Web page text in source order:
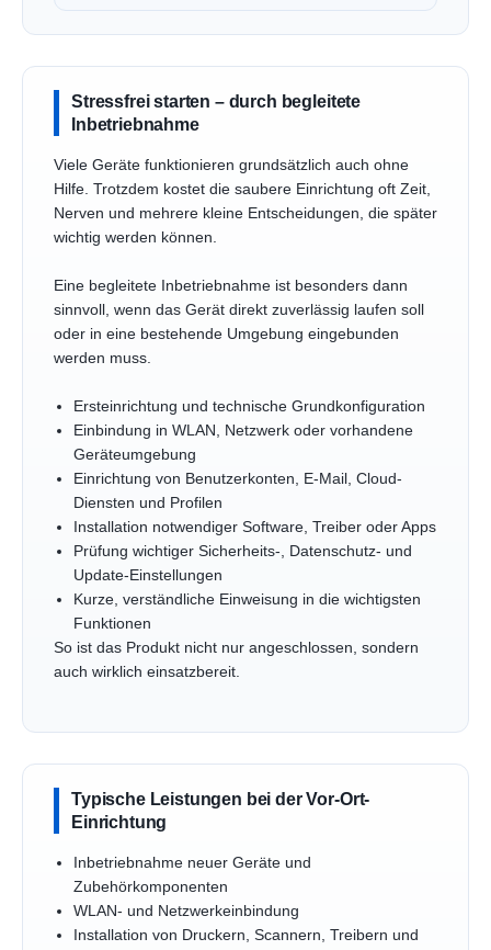
Stressfrei starten – durch begleitete
Inbetriebnahme
Viele Geräte funktionieren grundsätzlich auch ohne
Hilfe. Trotzdem kostet die saubere Einrichtung oft Zeit,
Nerven und mehrere kleine Entscheidungen, die später
wichtig werden können.
Eine begleitete Inbetriebnahme ist besonders dann
sinnvoll, wenn das Gerät direkt zuverlässig laufen soll
oder in eine bestehende Umgebung eingebunden
werden muss.
Ersteinrichtung und technische Grundkonfiguration
Einbindung in WLAN, Netzwerk oder vorhandene
Geräteumgebung
Einrichtung von Benutzerkonten, E-Mail, Cloud-
Diensten und Profilen
Installation notwendiger Software, Treiber oder Apps
Prüfung wichtiger Sicherheits-, Datenschutz- und
Update-Einstellungen
Kurze, verständliche Einweisung in die wichtigsten
Funktionen
So ist das Produkt nicht nur angeschlossen, sondern
auch wirklich einsatzbereit.
Typische Leistungen bei der Vor-Ort-
Einrichtung
Inbetriebnahme neuer Geräte und
Zubehörkomponenten
WLAN- und Netzwerkeinbindung
Installation von Druckern, Scannern, Treibern und